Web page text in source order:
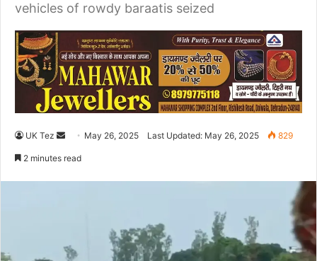
vehicles of rowdy baraatis seized
UK Tez
m
May 26, 2025 Last Updated: May 26, 2025 829
2 minutes read